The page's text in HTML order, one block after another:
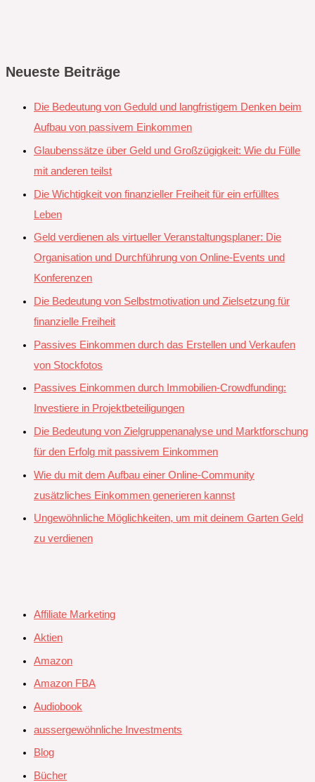
Neueste Beiträge
Die Bedeutung von Geduld und langfristigem Denken beim
Aufbau von passivem Einkommen
Glaubenssätze über Geld und Großzügigkeit: Wie du Fülle
mit anderen teilst
Die Wichtigkeit von finanzieller Freiheit für ein erfülltes
Leben
Geld verdienen als virtueller Veranstaltungsplaner: Die
Organisation und Durchführung von Online-Events und
Konferenzen
Die Bedeutung von Selbstmotivation und Zielsetzung für
finanzielle Freiheit
Passives Einkommen durch das Erstellen und Verkaufen
von Stockfotos
Passives Einkommen durch Immobilien-Crowdfunding:
Investiere in Projektbeteiligungen
Die Bedeutung von Zielgruppenanalyse und Marktforschung
für den Erfolg mit passivem Einkommen
Wie du mit dem Aufbau einer Online-Community
zusätzliches Einkommen generieren kannst
Ungewöhnliche Möglichkeiten, um mit deinem Garten Geld
zu verdienen
Affiliate Marketing
Aktien
Amazon
Amazon FBA
Audiobook
aussergewöhnliche Investments
Blog
Bücher